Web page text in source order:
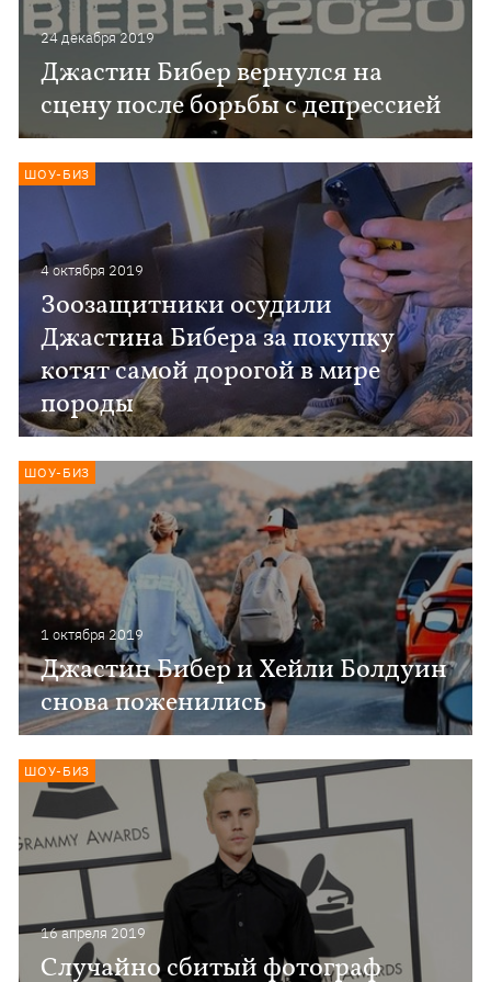
24 декабря 2019
Джастин Бибер вернулся на
сцену после борьбы с депрессией
4 октября 2019
Зоозащитники осудили
Джастина Бибера за покупку
котят самой дорогой в мире
породы
ШОУ-БИЗ
1 октября 2019
Джастин Бибер и Хейли Болдуин
снова поженились
ШОУ-БИЗ
16 апреля 2019
Случайно сбитый фотограф
ШОУ-БИЗ